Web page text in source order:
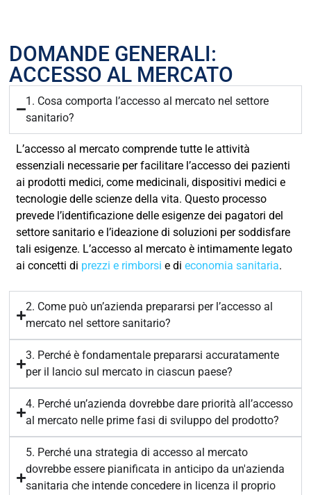
DOMANDE GENERALI:
ACCESSO AL MERCATO
1. Cosa comporta l’accesso al mercato nel settore
sanitario?
L’accesso al mercato comprende tutte le attività
essenziali necessarie per facilitare l’accesso dei pazienti
ai prodotti medici, come medicinali, dispositivi medici e
tecnologie delle scienze della vita. Questo processo
prevede l’identificazione delle esigenze dei pagatori del
settore sanitario e l’ideazione di soluzioni per soddisfare
tali esigenze. L’accesso al mercato è intimamente legato
ai concetti di prezzi e rimborsi e di economia sanitaria.
2. Come può un’azienda prepararsi per l’accesso al
mercato nel settore sanitario?
3. Perché è fondamentale prepararsi accuratamente
per il lancio sul mercato in ciascun paese?
4. Perché un’azienda dovrebbe dare priorità all’accesso
al mercato nelle prime fasi di sviluppo del prodotto?
5. Perché una strategia di accesso al mercato
dovrebbe essere pianificata in anticipo da un'azienda
sanitaria che intende concedere in licenza il proprio